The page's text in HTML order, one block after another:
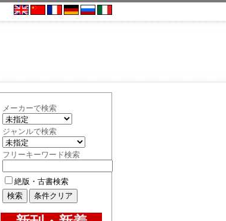
メーカーで検索
ジャンルで検索
フリーキーワード検索
絶版・古書検索